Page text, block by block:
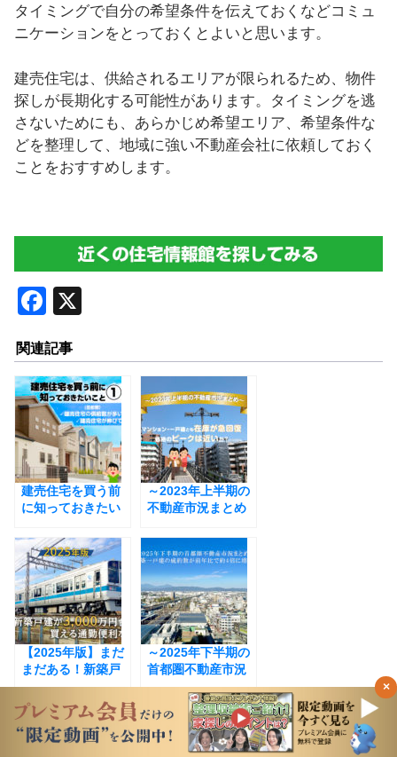
×
タイミングで自分の希望条件を伝えておくなどコミュ
ニケーションをとっておくとよいと思います。
建売住宅は、供給されるエリアが限られるため、物件
探しが長期化する可能性があります。タイミングを逃
さないためにも、あらかじめ希望エリア、希望条件な
どを整理して、地域に強い不動産会社に依頼しておく
ことをおすすめします。
F
c
e
b
o
o
k
関連記事
建売住宅を買う前
に知っておきたい
建売住宅の供給数
が多いエリア、伸
びているエリア
～2023年上半期の
不動産市況まとめ
一戸建とも在庫が
急回復。価格のピ
ークは近いか？￼
【2025年版】まだ
まだある！新築戸
建が3,000万円台で
買える通勤便利な
街
～2025年下半期の
首都圏不動産市況
まとめ～新築一戸
建の成約率が前年
比で約4倍に増加